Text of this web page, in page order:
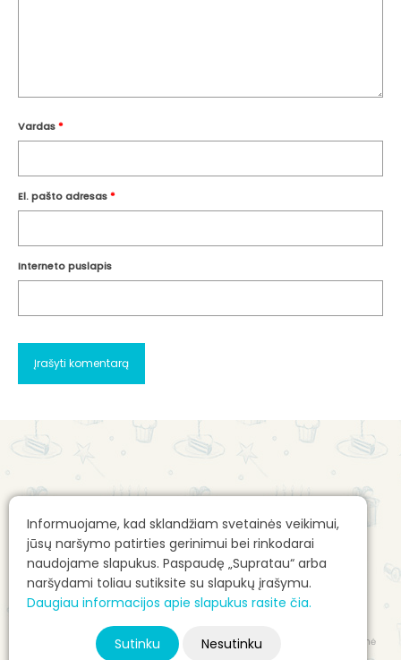
Informuojame, kad sklandžiam svetainės veikimui,
jūsų naršymo patirties gerinimui bei rinkodarai
naudojame slapukus. Paspaudę „Supratau“ arba
naršydami toliau sutiksite su slapukų įrašymu.
Daugiau informacijos apie slapukus rasite čia.
Sutinku Nesutinku
Vardas*
El. pašto adresas*
Interneto puslapis
Apie mane: Alvilė Rimaitė
Reklamos talpinimo taisyklės
Pirkimo sąlygos e. parduotuvėje
E. parduotuvės prekių pristatymas
Autorių teisės ir kita intelektinė nuosavybė
© 2026 Gimtadienio mugė - Alvilė Rimaitė, visos teisės saugomos. Svetainė